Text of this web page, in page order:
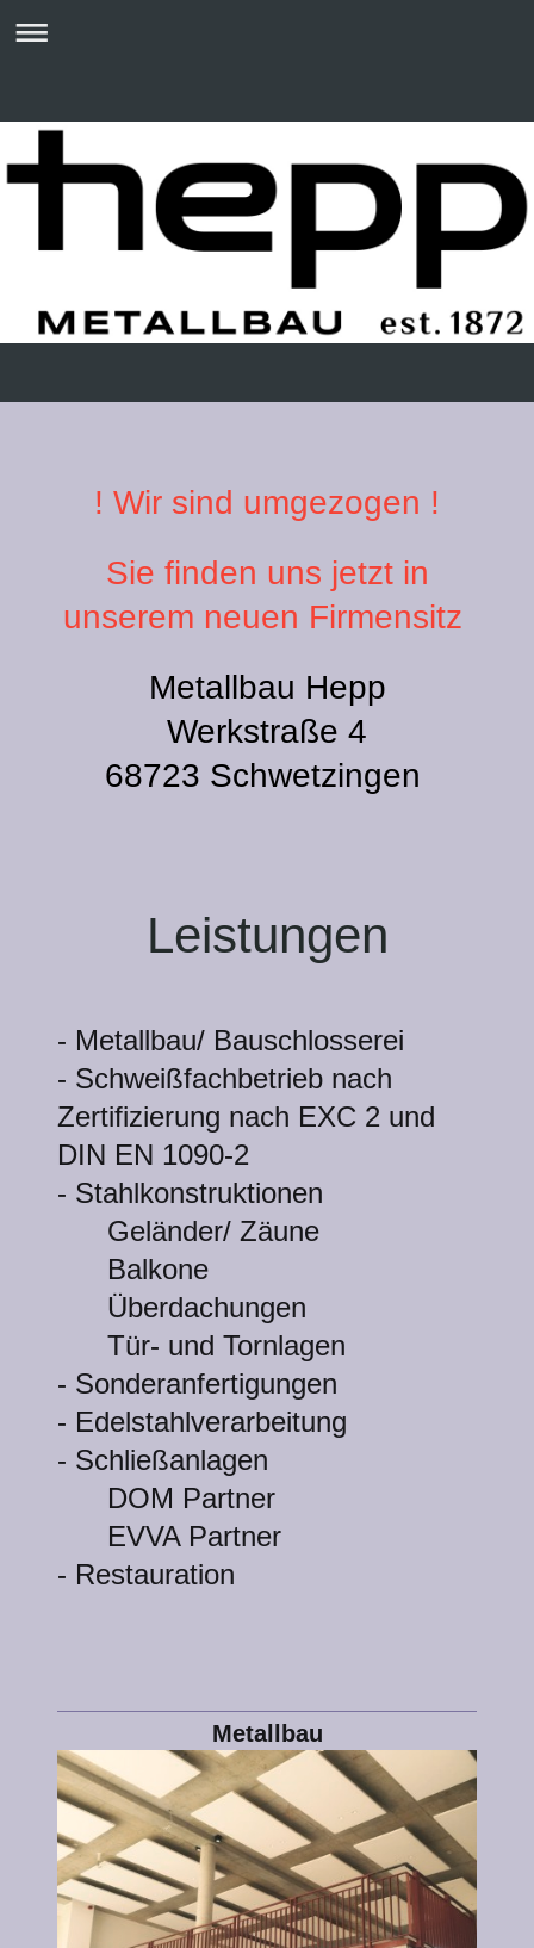
! Wir sind umgezogen !
Sie finden uns jetzt in
unserem neuen Firmensitz
Metallbau Hepp
Werkstraße 4
68723 Schwetzingen
Leistungen
- Metallbau/ Bauschlosserei
- Schweißfachbetrieb nach
Zertifizierung nach EXC 2 und
DIN EN 1090-2
- Stahlkonstruktionen
Geländer/ Zäune
Balkone
Überdachungen
Tür- und Tornlagen
- Sonderanfertigungen
- Edelstahlverarbeitung
- Schließanlagen
DOM Partner
EVVA Partner
- Restauration
Metallbau